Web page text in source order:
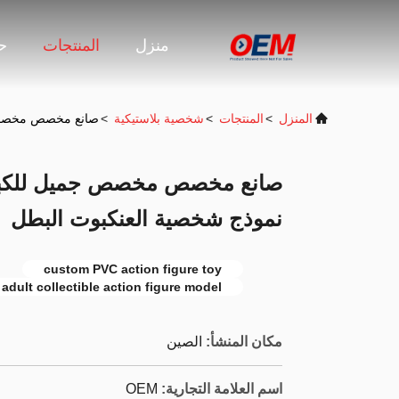
منزل المنتجات
المنزل >المنتجات >شخصية بلاستيكية >صانع مخصص مخصص
صانع مخصص مخصص جميل
نموذج شخصية العنكبوت البطل
custom PVC action figure toy
adult collectible action figure model
مكان المنشأ: الصين
اسم العلامة التجارية: OEM